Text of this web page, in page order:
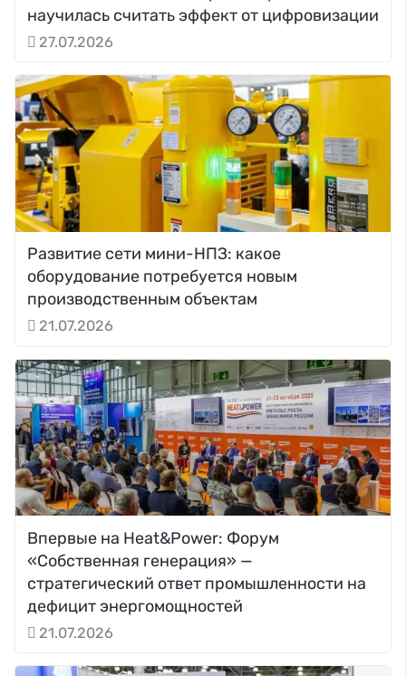
научилась считать эффект от цифровизации
27.07.2026
Развитие сети мини-НПЗ: какое
оборудование потребуется новым
производственным объектам
21.07.2026
Впервые на Heat&Power: Форум
«Собственная генерация» —
стратегический ответ промышленности на
дефицит энергомощностей
21.07.2026